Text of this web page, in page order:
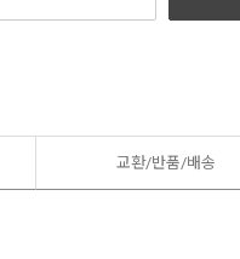
교환/반품/배송